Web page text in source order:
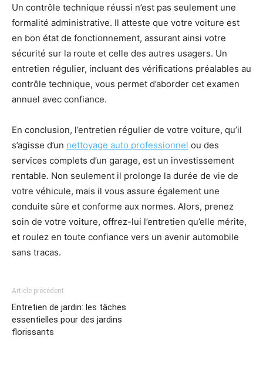
Un contrôle technique réussi n’est pas seulement une
formalité administrative. Il atteste que votre voiture est
en bon état de fonctionnement, assurant ainsi votre
sécurité sur la route et celle des autres usagers. Un
entretien régulier, incluant des vérifications préalables au
contrôle technique, vous permet d’aborder cet examen
annuel avec confiance.
En conclusion, l’entretien régulier de votre voiture, qu’il
s’agisse d’un nettoyage auto professionnel ou des
services complets d’un garage, est un investissement
rentable. Non seulement il prolonge la durée de vie de
votre véhicule, mais il vous assure également une
conduite sûre et conforme aux normes. Alors, prenez
soin de votre voiture, offrez-lui l’entretien qu’elle mérite,
et roulez en toute confiance vers un avenir automobile
sans tracas.
Article précédent
Entretien de jardin: les tâches
essentielles pour des jardins
florissants